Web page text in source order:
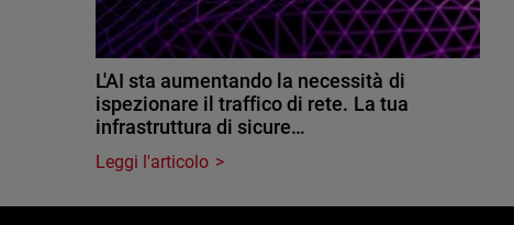
L'AI sta aumentando la necessità di
ispezionare il traffico di rete. La tua
infrastruttura di sicure…
Leggi l'articolo